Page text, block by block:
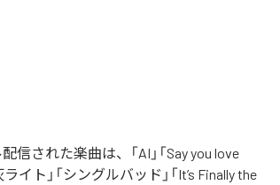
された楽曲は、「AI」「Say you love
ライト」「シングルバッド」「It’s Finally the